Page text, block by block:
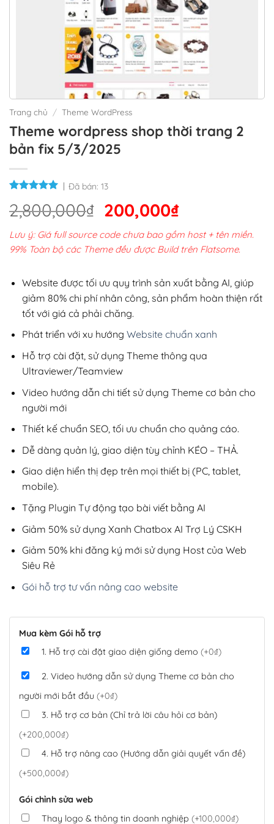
Trang chủ / Theme WordPress
Theme wordpress shop thời trang 2
bản fix 5/3/2025
Đã bán: 13
2,800,000₫ Giá
gốc
là:
2,800,000₫.
200,000₫Giá
hiện
tại
200,000₫.
Lưu ý: Giá full source code chưa bao gồm host + tên miền.
99% Toàn bộ các Theme đều được Build trên Flatsome.
Website được tối ưu quy trình sản xuất bằng AI, giúp
giảm 80% chi phí nhân công, sản phẩm hoàn thiện rất
tốt với giá cả phải chăng.
Phát triển với xu hướng Website chuẩn xanh
Hỗ trợ cài đặt, sử dụng Theme thông qua
Ultraviewer/Teamview
Video hướng dẫn chi tiết sử dụng Theme cơ bản cho
người mới
Thiết kế chuẩn SEO, tối ưu chuẩn cho quảng cáo.
Dễ dàng quản lý, giao diện tùy chỉnh KÉO – THẢ.
Giao diện hiển thị đẹp trên mọi thiết bị (PC, tablet,
mobile).
Tặng Plugin Tự động tạo bài viết bằng AI
Giảm 50% sử dụng Xanh Chatbox AI Trợ Lý CSKH
Giảm 50% khi đăng ký mới sử dụng Host của Web
Siêu Rẻ
Gói hỗ trợ tư vấn nâng cao website
Mua kèm Gói hỗ trợ
1. Hỗ trợ cài đặt giao diện giống demo (+0₫)
2. Video hướng dẫn sử dụng Theme cơ bản cho
người mới bắt đầu (+0₫)
3. Hỗ trợ cơ bản (Chỉ trả lời câu hỏi cơ bản)
(+200,000₫)
4. Hỗ trợ nâng cao (Hướng dẫn giải quyết vấn đề)
(+500,000₫)
Gói chỉnh sửa web
Thay logo & thông tin doanh nghiệp (+100,000₫)